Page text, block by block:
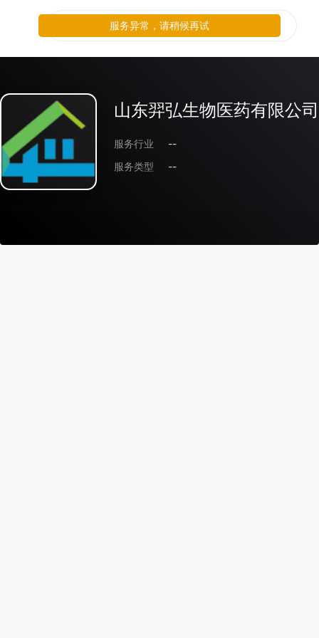
山东羿弘生物医药有限公司
服务行业
--
服务类型
--
服务异常，请稍候再试